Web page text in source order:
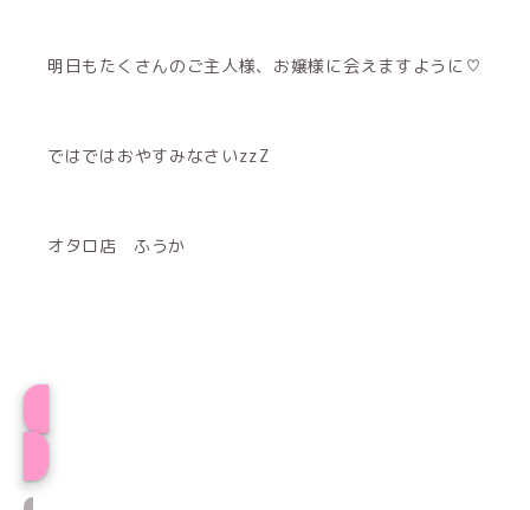
明日もたくさんのご主人様、お嬢様に会えますように♡
ではではおやすみなさいzzZ
オタロ店 ふうか